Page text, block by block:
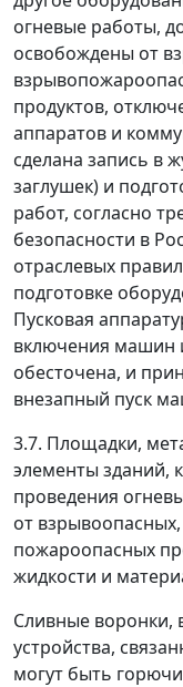
огневые работы,
освобождены от
продуктов,
аппаратов и
сделана запись в
заглушек) и
работ, согласно
безопасности в
отраслевых
подготовке
Пусковая
включения машин
обесточена, и
внезапный пуск
3.7. Площадки,
элементы зданий,
проведения
от
пожароопасных
жидкости и
Сливные воронки,
устройства,
могут быть